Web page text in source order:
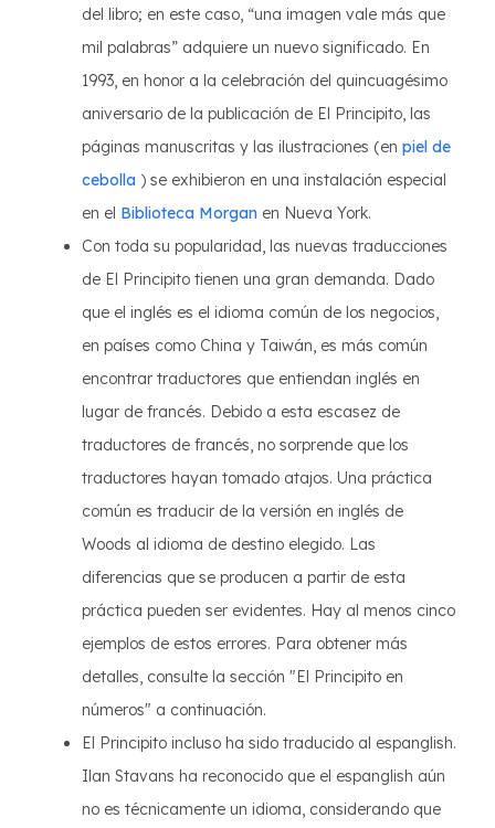
del libro; en este caso, “una imagen vale más que
mil palabras” adquiere un nuevo significado. En
1993, en honor a la celebración del quincuagésimo
aniversario de la publicación de El Principito, las
páginas manuscritas y las ilustraciones (en piel de
cebolla ) se exhibieron en una instalación especial
en el Biblioteca Morgan en Nueva York.
Con toda su popularidad, las nuevas traducciones
de El Principito tienen una gran demanda. Dado
que el inglés es el idioma común de los negocios,
en países como China y Taiwán, es más común
encontrar traductores que entiendan inglés en
lugar de francés. Debido a esta escasez de
traductores de francés, no sorprende que los
traductores hayan tomado atajos. Una práctica
común es traducir de la versión en inglés de
Woods al idioma de destino elegido. Las
diferencias que se producen a partir de esta
práctica pueden ser evidentes. Hay al menos cinco
ejemplos de estos errores. Para obtener más
detalles, consulte la sección "El Principito en
números" a continuación.
El Principito incluso ha sido traducido al espanglish.
Ilan Stavans ha reconocido que el espanglish aún
no es técnicamente un idioma, considerando que